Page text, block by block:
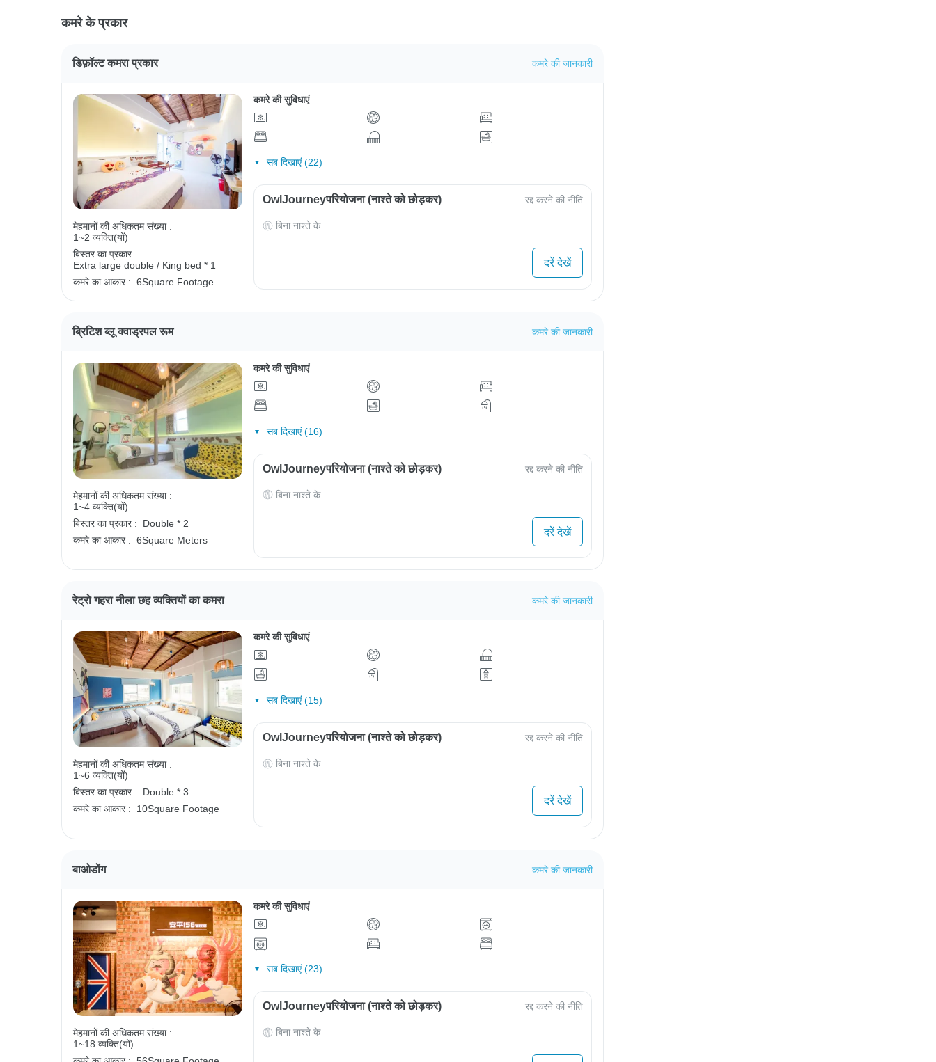
कमरे के प्रकार
डिफ़ॉल्ट कमरा प्रकार कमरे की जानकारी
मेहमानों की अधिकतम संख्या :
1~2 व्यक्ति(यों)
बिस्तर का प्रकार :
Extra large double / King bed * 1
कमरे का आकार : 6Square Footage
कमरे की सुविधाएं
सब दिखाएं (22)
OwlJourneyपरियोजना (नाश्ते को छोड़कर) रद्द करने की नीति
बिना नाश्ते के
दरें देखें
ब्रिटिश ब्लू क्वाड्रपल रूम कमरे की जानकारी
मेहमानों की अधिकतम संख्या :
1~4 व्यक्ति(यों)
बिस्तर का प्रकार :
Double * 2
कमरे का आकार : 6Square Meters
कमरे की सुविधाएं
सब दिखाएं (16)
OwlJourneyपरियोजना (नाश्ते को छोड़कर) रद्द करने की नीति
बिना नाश्ते के
दरें देखें
रेट्रो गहरा नीला छह व्यक्तियों का कमरा कमरे की जानकारी
मेहमानों की अधिकतम संख्या :
1~6 व्यक्ति(यों)
बिस्तर का प्रकार :
Double * 3
कमरे का आकार :
10Square Footage
कमरे की सुविधाएं
सब दिखाएं (15)
OwlJourneyपरियोजना (नाश्ते को छोड़कर) रद्द करने की नीति
बिना नाश्ते के
दरें देखें
बाओडोंग कमरे की जानकारी
मेहमानों की अधिकतम संख्या :
1~18 व्यक्ति(यों)
कमरे की सुविधाएं
सब दिखाएं (23)
OwlJourneyपरियोजना (नाश्ते को छोड़कर) रद्द करने की नीति
बिना नाश्ते के